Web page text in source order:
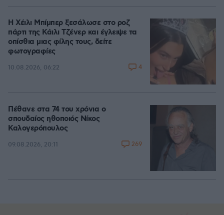
Η Χέιλι Μπίμπερ ξεσάλωσε στο ροζ
πάρτι της Κάιλι Τζένερ και έγλειψε τα
οπίσθια μιας φίλης τους, δείτε
φωτογραφίες
10.08.2026, 06:22 4
Πέθανε στα 74 του χρόνια ο
σπουδαίος ηθοποιός Νίκος
Καλογερόπουλος
09.08.2026, 20:11 269